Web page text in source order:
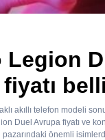
Legion
akıllı telefon modeli
Duel Avrupa fiyatı ve
pazarındaki önemli